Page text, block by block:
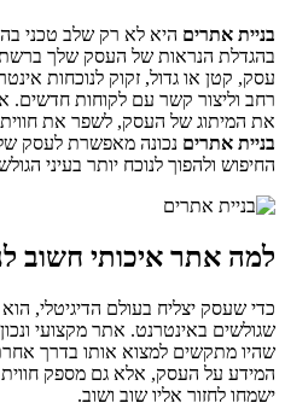
בניית אתרים היא לא רק שלב טכני
בהגדלת הנראות של העסק שלך ברשת.
עסק, קטן או גדול, זקוק לנוכחות
רחב וליצור קשר עם לקוחות חדשים.
את המיתוג של העסק, לשפר את
בניית אתרים נכונה מאפשרת לעסק
החיפוש ולהפוך לנוכח יותר בעיני
למה אתר איכותי חשוב
כדי שעסק יצליח בעולם הדיגיטלי, הוא
שגולשים באינטרנט. אתר מקצועי
שהיו מתקשים למצוא אותו בדרך
המידע על העסק, אלא גם מספק
ישמחו לחזור אליו שוב ושוב.